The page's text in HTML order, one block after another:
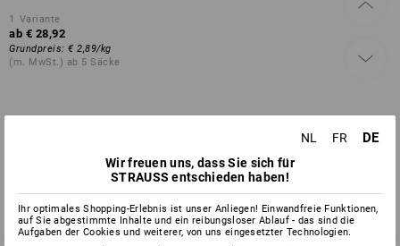
1 Variante
ab € 28,92
Grundpreis: € 2,89/kg
(m. MwSt.) ab 5 Säcke
NL FR DE
Wir freuen uns, dass Sie sich für
STRAUSS entschieden haben!
Ihr optimales Shopping-Erlebnis ist unser Anliegen! Einwandfreie Funktionen,
auf Sie abgestimmte Inhalte und ein reibungsloser Ablauf - das sind die
Aufgaben der Cookies und weiterer, von uns eingesetzter Technologien.